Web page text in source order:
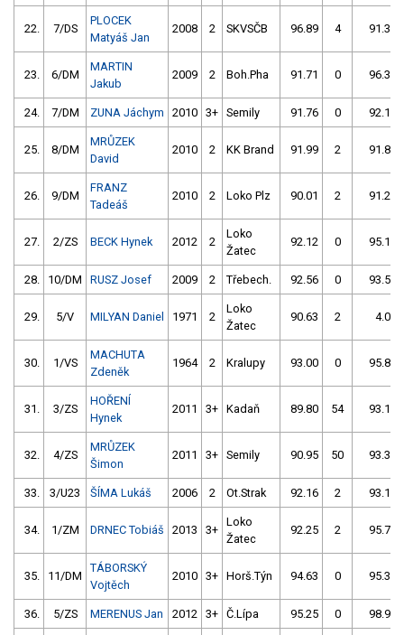
22. 7/DS
PLOCEK
Matyáš Jan
2008 2 SKVSČB 96.89 4 91.35
23. 6/DM
MARTIN
Jakub
2009 2 Boh.Pha 91.71 0 96.32
24. 7/DM ZUNA Jáchym 2010 3+ Semily 91.76 0 92.14
25. 8/DM
MRŮZEK
David
2010 2 KK Brand 91.99 2 91.80
26. 9/DM
FRANZ
Tadeáš
2010 2 Loko Plz 90.01 2 91.21
27. 2/ZS BECK Hynek 2012 2
Loko
Žatec
92.12 0 95.16
28. 10/DM RUSZ Josef 2009 2 Třebech. 92.56 0 93.50
29. 5/V MILYAN Daniel 1971 2
Loko
Žatec
90.63 2 4.00
30. 1/VS
MACHUTA
Zdeněk
1964 2 Kralupy 93.00 0 95.81
31. 3/ZS
HOŘENÍ
Hynek
2011 3+ Kadaň 89.80 54 93.19
32. 4/ZS
MRŮZEK
Šimon
2011 3+ Semily 90.95 50 93.38
33. 3/U23 ŠÍMA Lukáš 2006 2 Ot.Strak 92.16 2 93.19
34. 1/ZM DRNEC Tobiáš 2013 3+
Loko
Žatec
92.25 2 95.75
35. 11/DM
TÁBORSKÝ
Vojtěch
2010 3+ Horš.Týn 94.63 0 95.32
36. 5/ZS MERENUS Jan 2012 3+ Č.Lípa 95.25 0 98.90